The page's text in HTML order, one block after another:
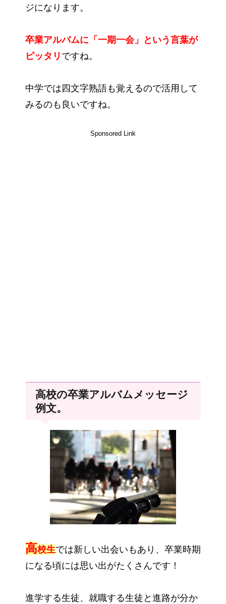
ジになります。
卒業アルバムに「一期一会」という言葉が
ピッタリ ですね。
中学では四文字熟語も覚えるので活用して
みるのも良いですね。
Sponsored Link
高校の卒業アルバムメッセージ
例文。
高校生では新しい出会いもあり、卒業時期
になる頃には思い出がたくさんです！
進学する生徒、就職する生徒と進路が分か